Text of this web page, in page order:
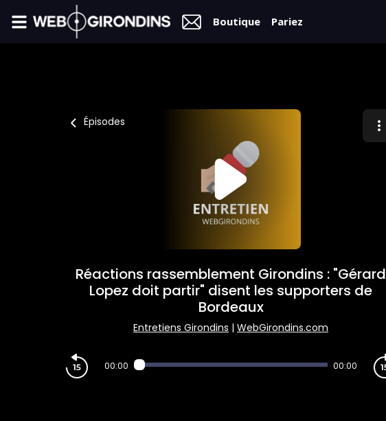
Boutique Pariez
Épisodes
Réactions rassemblement Girondins : "Gérard
Lopez doit partir" disent les supporters de
Bordeaux
Entretiens Girondins | WebGirondins.com
00:00 00:00